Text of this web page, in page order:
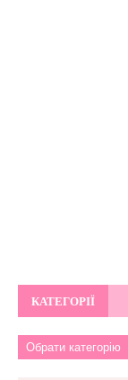
КАТЕГОРІЇ